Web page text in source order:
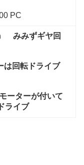
PC
は回転ドライブ
ーターが付いて
ライブ